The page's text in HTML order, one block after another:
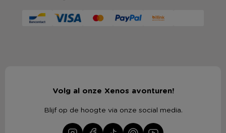
Volg al onze Xenos avonturen!
Blijf op de hoogte via onze social media.